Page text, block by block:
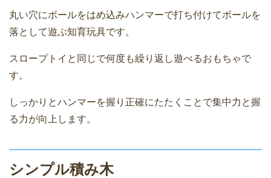
丸い穴にボールをはめ込みハンマーで打ち付けてボールを
落として遊ぶ知育玩具です。
スロープトイと同じで何度も繰り返し遊べるおもちゃで
す。
しっかりとハンマーを握り正確にたたくことで集中力と握
る力が向上します。
シンプル積み木